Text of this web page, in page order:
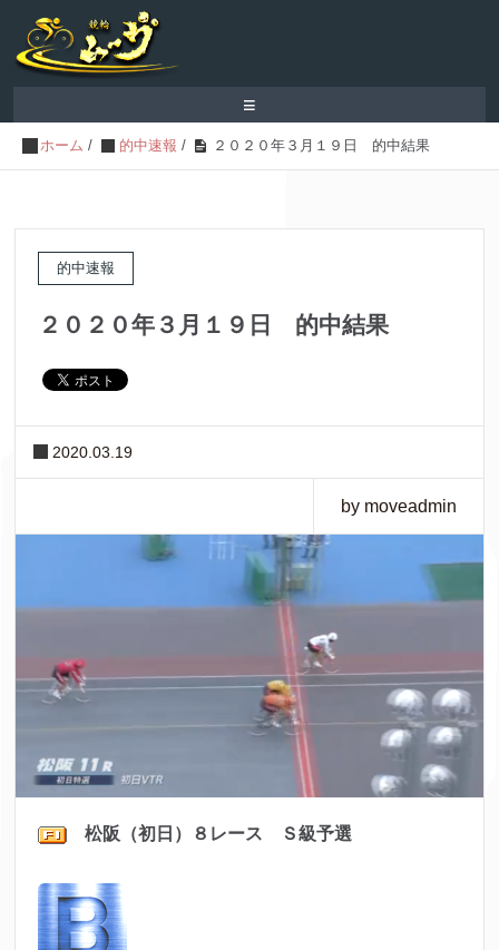
≡
ホーム / 的中速報 / ２０２０年３月１９日 的中結果
的中速報
２０２０年３月１９日 的中結果
2020.03.19
by moveadmin
松阪（初日）８レース Ｓ級予選